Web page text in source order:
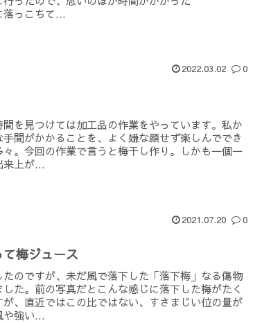
落っこちて...
2022.03.02 0
を見つけては加工品の作業をやっています。私か
間がかかることを、よく嫌な顔せず楽しんででき
。今回の作業で言うと梅干し作り。しかも一個一
来上が...
2021.07.20 0
梅ジュース
のですが、未だ風で落下した「落下梅」なる傷物
た。前の写真だとこんな感じに落下した梅がたく
、直近ではこの比ではない、すさまじい位の量が
や強い...